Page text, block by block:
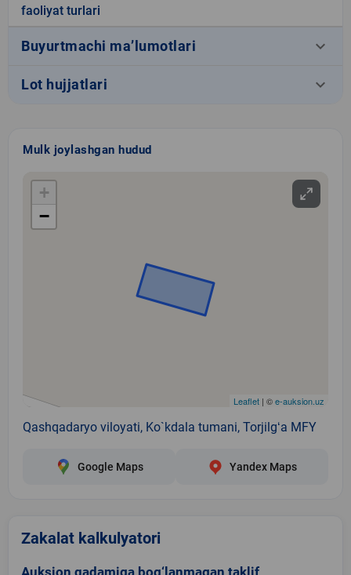
faoliyat turlari
Buyurtmachi ma’lumotlari keyboard_arrow_down
Lot hujjatlari keyboard_arrow_down
Mulk joylashgan hudud
+
−
Leaflet | ©e-auksion.uz
Qashqadaryo viloyati, Ko`kdala tumani, Torjilgʻa MFY
Google Maps Yandex Maps
Zakalat kalkulyatori
Auksion qadamiga bog‘lanmagan taklif